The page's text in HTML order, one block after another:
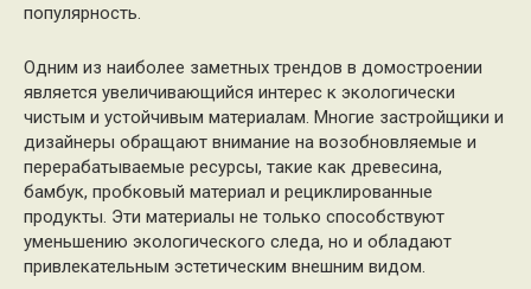
популярность.
Одним из наиболее заметных трендов в домостроении
является увеличивающийся интерес к экологически
чистым и устойчивым материалам. Многие застройщики и
дизайнеры обращают внимание на возобновляемые и
перерабатываемые ресурсы, такие как древесина,
бамбук, пробковый материал и рециклированные
продукты. Эти материалы не только способствуют
уменьшению экологического следа, но и обладают
привлекательным эстетическим внешним видом.